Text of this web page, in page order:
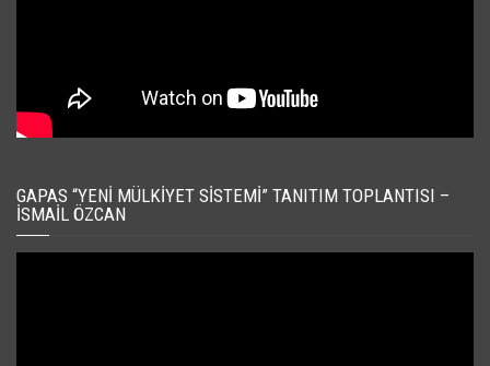
GAPAS “YENI MÜLKIYET SISTEMI” TANITIM TOPLANTISI –
İSMAIL ÖZCAN